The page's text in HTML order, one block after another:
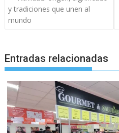
de
entradas
y tradiciones que unen al
mundo
Entradas relacionadas